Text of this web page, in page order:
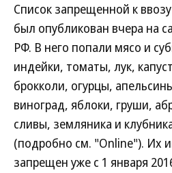
Список запрещенной к
был опубликован вчера на
РФ. В него попали мясо и
индейки, томаты, лук,
брокколи, огурцы,
виноград, яблоки, груши,
сливы, земляника и
(подробно см. "Online"). Их
запрещен уже с 1 января